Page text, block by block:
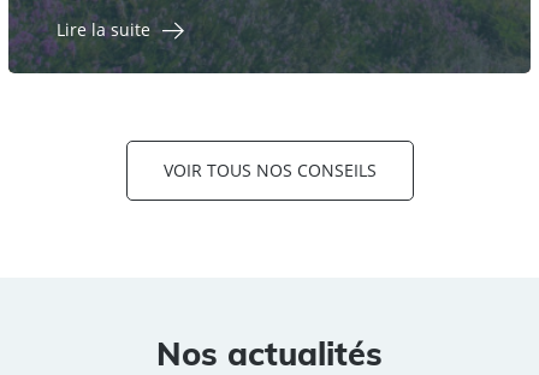
Lire la suite
VOIR TOUS NOS CONSEILS
Nos actualités